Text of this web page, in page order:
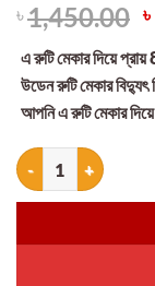
৳1,450.00 ৳
এ রুটি মেকার দিয়ে
উডেন রুটি মেকার বিদ্যুৎ
আপনি এ রুটি মেকার দিয়ে
Wooden Ruti Maker